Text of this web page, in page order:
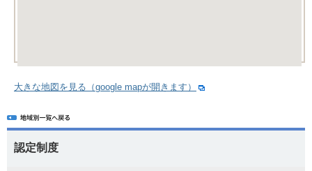
大きな地図を見る（google mapが開きます）
認定制度